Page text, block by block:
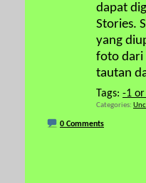
dapat
Stories.
yang
foto dari
tautan
Tags: -1
Categories
0 Comments